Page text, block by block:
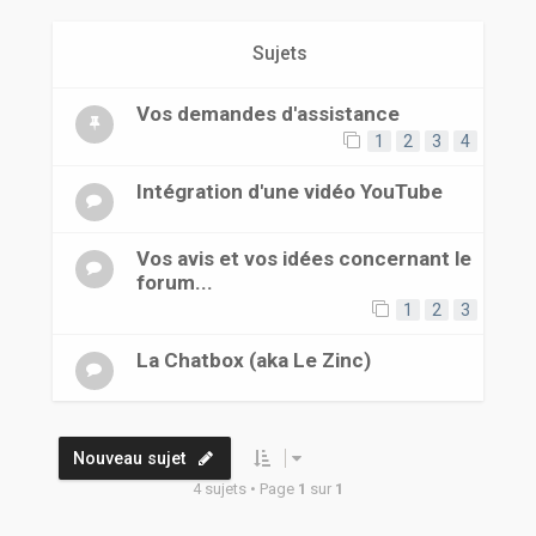
Sujets
Vos demandes d'assistance
1 2 3 4
Intégration d'une vidéo YouTube
Vos avis et vos idées concernant le
forum...
1 2 3
La Chatbox (aka Le Zinc)
Nouveau sujet
4 sujets • Page 1 sur 1